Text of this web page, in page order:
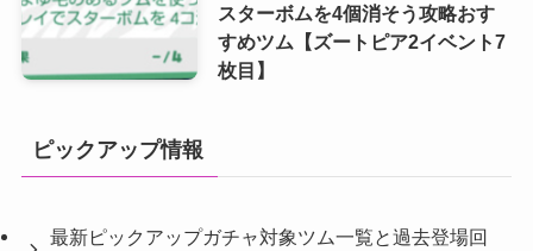
スターボムを4個消そう攻略おす
すめツム【ズートピア2イベント7
枚目】
ピックアップ情報
最新ピックアップガチャ対象ツム一覧と過去登場回